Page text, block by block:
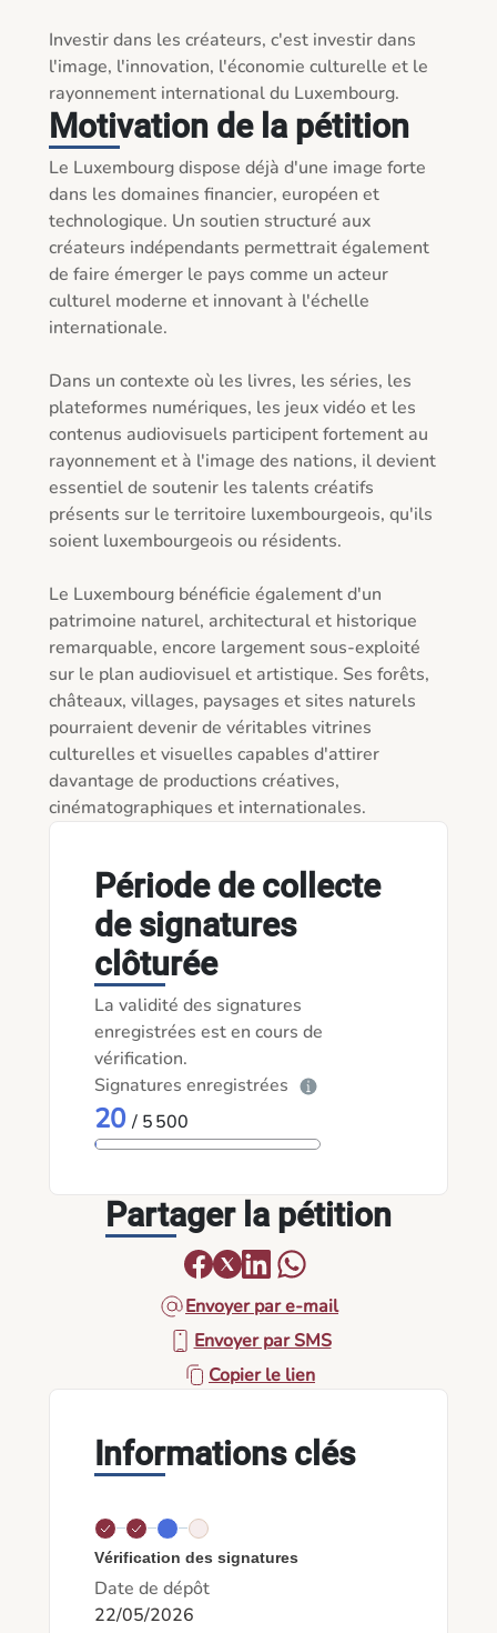
Investir dans les créateurs, c'est investir dans
l'image, l'innovation, l'économie culturelle et le
rayonnement international du Luxembourg.
Motivation de la pétition
Le Luxembourg dispose déjà d'une image forte
dans les domaines financier, européen et
technologique. Un soutien structuré aux
créateurs indépendants permettrait également
de faire émerger le pays comme un acteur
culturel moderne et innovant à l'échelle
internationale.
Dans un contexte où les livres, les séries, les
plateformes numériques, les jeux vidéo et les
contenus audiovisuels participent fortement au
rayonnement et à l'image des nations, il devient
essentiel de soutenir les talents créatifs
présents sur le territoire luxembourgeois, qu'ils
soient luxembourgeois ou résidents.
Le Luxembourg bénéficie également d'un
patrimoine naturel, architectural et historique
remarquable, encore largement sous-exploité
sur le plan audiovisuel et artistique. Ses forêts,
châteaux, villages, paysages et sites naturels
pourraient devenir de véritables vitrines
culturelles et visuelles capables d'attirer
davantage de productions créatives,
cinématographiques et internationales.
Période de collecte
de signatures
clôturée
La validité des signatures
enregistrées est en cours de
vérification.
Signatures enregistrées
20 / 5 500
Partager la pétition
Envoyer par e-mail
Envoyer par SMS
Copier le lien
Informations clés
Vérification des signatures
Date de dépôt
22/05/2026